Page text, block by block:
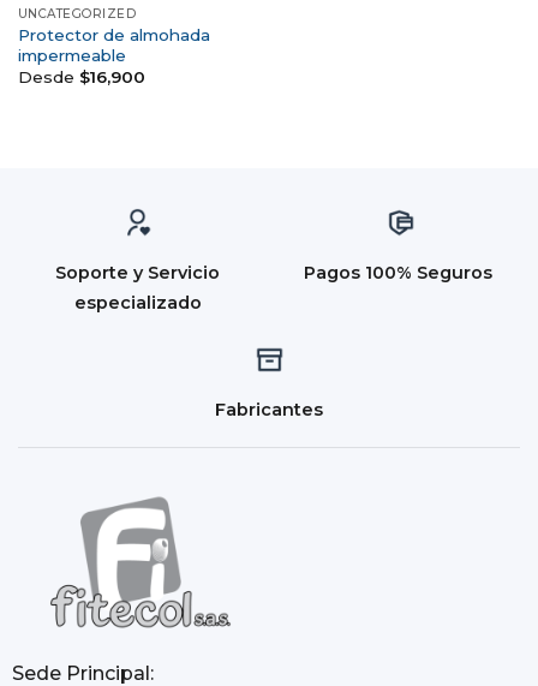
UNCATEGORIZED
Protector de almohada
impermeable
Desde $16,900
Soporte y Servicio
especializado
Pagos 100% Seguros
Fabricantes
Sede Principal: